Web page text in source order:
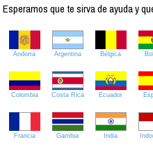
Esperamos que te sirva de ayuda y
Andorra Argentina Bélgica
Colombia Costa Rica Ecuador
Francia Gambia India